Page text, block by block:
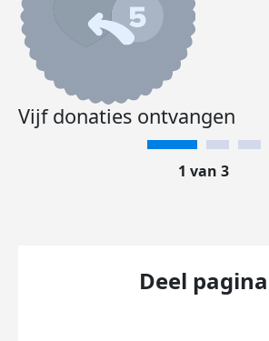
Vijf donaties ontvangen
1 van 3
Deel pagina